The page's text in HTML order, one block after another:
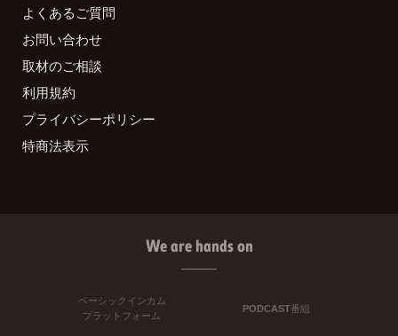
よくあるご質問
お問い合わせ
取材のご相談
利用規約
プライバシーポリシー
特商法表示
We are hands on
ベーシックインカム
プラットフォーム
PODCAST番組